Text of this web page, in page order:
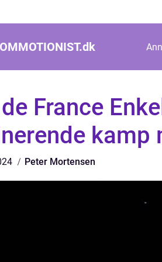
dk
France
kamp
Peter Mortensen